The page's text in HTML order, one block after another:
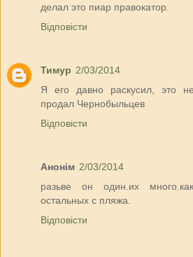
делал это пиар правокатор.
Відповісти
Тимур 2/03/2014
Я его давно раскусил, это
продал Чернобыльцев
Відповісти
Анонім 2/03/2014
разьве он один.их
остальных с пляжа.
Відповісти